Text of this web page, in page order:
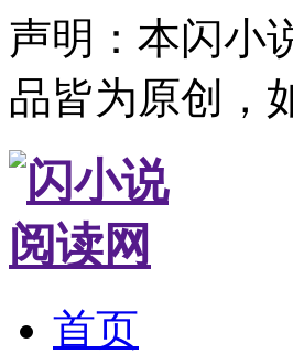
声明：本闪小
品皆为原创，
首页